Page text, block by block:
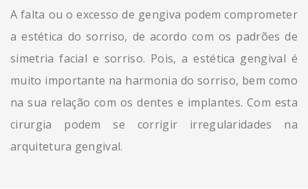
A falta ou o excesso de gengiva podem comprometer
a estética do sorriso, de acordo com os padrões de
simetria facial e sorriso. Pois, a estética gengival é
muito importante na harmonia do sorriso, bem como
na sua relação com os dentes e implantes. Com esta
cirurgia podem se corrigir irregularidades na
arquitetura gengival.